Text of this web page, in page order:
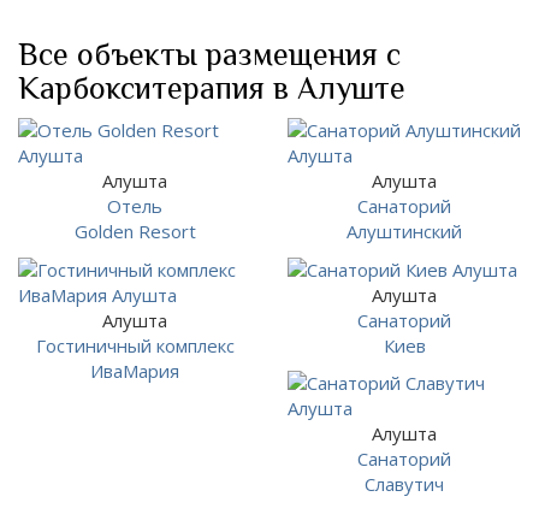
Все объекты размещения с
Карбокситерапия в Алуште
Алушта
Отель
Golden Resort
Алушта
Санаторий
Алуштинский
Алушта
Гостиничный комплекс
ИваМария
Алушта
Санаторий
Киев
Алушта
Санаторий
Славутич